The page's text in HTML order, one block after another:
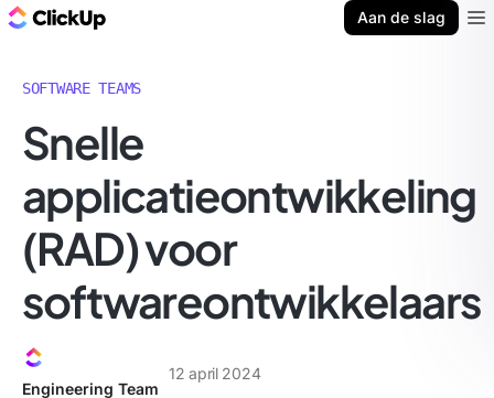
Aan de slag
SOFTWARE TEAMS
Snelle
applicatieontwikkeling
(RAD) voor
softwareontwikkelaars
Engineering Team
12 april 2024